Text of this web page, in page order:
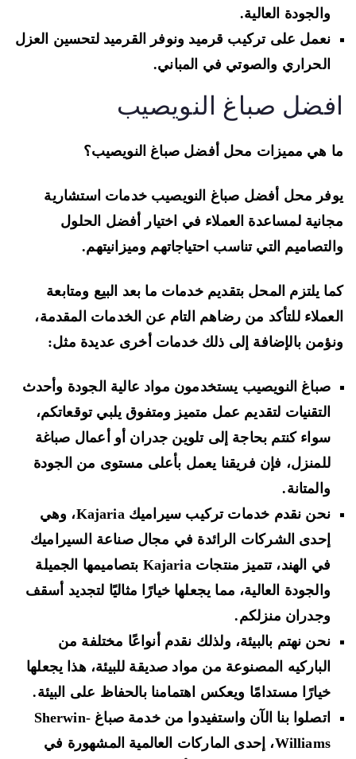
والجودة العالية.
نعمل على تركيب قرميد ونوفر القرميد لتحسين العزل
الحراري والصوتي في المباني.
صباغ النويصيب
هي مميزات محل أفضل صباغ النويصيب؟
محل أفضل صباغ النويصيب خدمات استشارية
لمساعدة العملاء في اختيار أفضل الحلول
التي تناسب احتياجاتهم وميزانيتهم.
يلتزم المحل بتقديم خدمات ما بعد البيع ومتابعة
للتأكد من رضاهم التام عن الخدمات المقدمة،
بالإضافة إلى ذلك خدمات أخرى عديدة مثل:
صباغ النويصيب يستخدمون مواد عالية الجودة وأحدث
التقنيات لتقديم عمل متميز ومتفوق يلبي توقعاتكم،
سواء كنتم بحاجة إلى تلوين جدران أو أعمال صباغة
للمنزل، فإن فريقنا يعمل بأعلى مستوى من الجودة
والمتانة.
نحن نقدم خدمات تركيب سيراميك Kajaria، وهي
إحدى الشركات الرائدة في مجال صناعة السيراميك
في الهند، تتميز منتجات Kajaria بتصاميمها الجميلة
والجودة العالية، مما يجعلها خيارًا مثاليًا لتجديد أسقف
وجدران منزلكم.
نحن نهتم بالبيئة، ولذلك نقدم أنواعًا مختلفة من
الباركيه المصنوعة من مواد صديقة للبيئة، هذا يجعلها
خيارًا مستدامًا ويعكس اهتمامنا بالحفاظ على البيئة.
اتصلوا بنا الآن واستفيدوا من خدمة صباغ Sherwin-
Williams، إحدى الماركات العالمية المشهورة في